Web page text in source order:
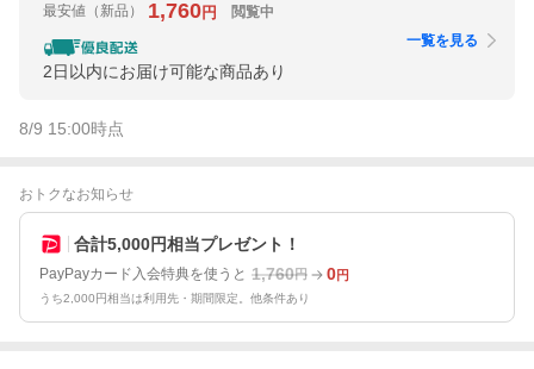
最安値 （新品） 1,760円 閲覧中
2日以内にお届け可能な商品あり
一覧を見る
8/9 15:00時点
おトクなお知らせ
合計5,000円相当プレゼント！
PayPayカード入会特典を使うと 1,760円 0円
うち2,000円相当は利用先・期間限定。他条件あり